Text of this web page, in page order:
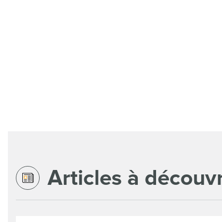
Articles à